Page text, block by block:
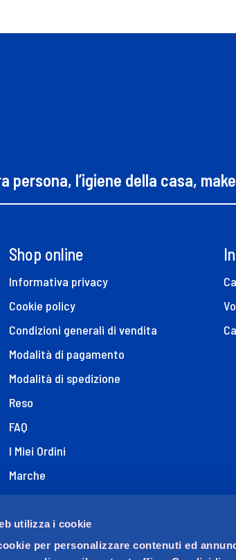
utilizza i cookie
per personalizzare contenuti ed
persona, l’igiene della casa,
Shop online
Informativa privacy
Cookie policy
Condizioni generali di vendita
Modalità di pagamento
Modalità di spedizione
Reso
FAQ
I Miei Ordini
Marche
Dichiarazione di Accessibilità